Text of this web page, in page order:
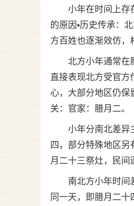
小年在时间上存
的原因•历史传承：
方百姓也逐渐效仿，
北方小年通常在
直接表现北方受官方
心，大部分地区仍保
关：官家：腊月二。
小年分南北差异
四，部分特殊地区
月二十三祭灶，民间
南北方小年时间
同一天，即腊月二